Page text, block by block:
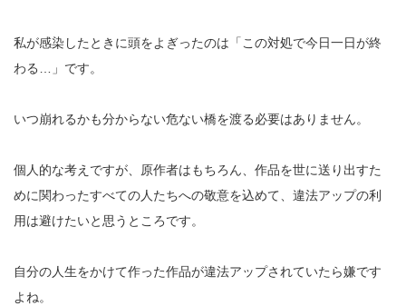
私が感染したときに頭をよぎったのは「この対処で今日一日が終
わる…」です。
いつ崩れるかも分からない危ない橋を渡る必要はありません。
個人的な考えですが、原作者はもちろん、作品を世に送り出すた
めに関わったすべての人たちへの敬意を込めて、違法アップの利
用は避けたいと思うところです。
自分の人生をかけて作った作品が違法アップされていたら嫌です
よね。